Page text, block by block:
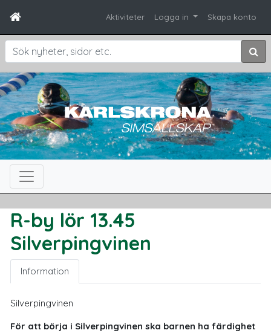
Aktiviteter Logga in Skapa konto
Sök
R-by lör 13.45
Silverpingvinen
Information
Silverpingvinen
För att börja i Silverpingvinen ska barnen ha färdighet